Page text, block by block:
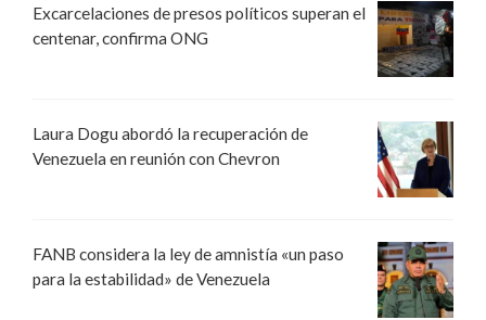
Excarcelaciones de presos políticos superan el
centenar, confirma ONG
Laura Dogu abordó la recuperación de
Venezuela en reunión con Chevron
FANB considera la ley de amnistía «un paso
para la estabilidad» de Venezuela